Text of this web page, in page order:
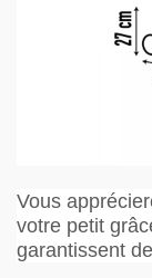
Vous
votre petit
garantissent